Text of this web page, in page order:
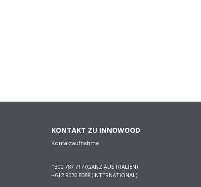
KONTAKT ZU INNOWOOD
Kontaktaufnahme
1300 787 717 (GANZ AUSTRALIEN)
+612 9630 8388 (INTERNATIONAL)